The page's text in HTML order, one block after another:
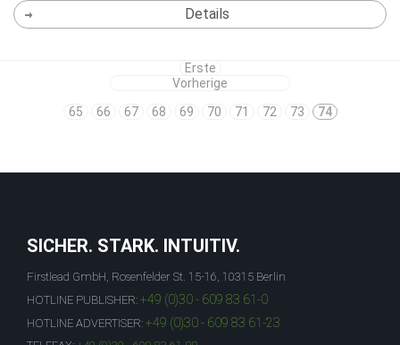
Details
Erste
Vorherige
65
66 67 68 69 70 71 72 73 74
SICHER. STARK. INTUITIV.
Firstlead GmbH, Rosenfelder St. 15-16, 10315 Berlin
HOTLINE PUBLISHER: +49 (0)30 - 609 83 61-0
HOTLINE ADVERTISER: +49 (0)30 - 609 83 61-23